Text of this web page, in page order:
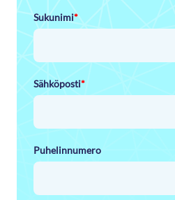
Sukunimi*
Sähköposti*
Puhelinnumero